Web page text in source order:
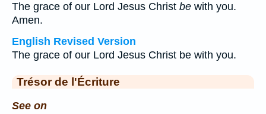
The grace of our Lord Jesus Christ be with you.
Amen.
English Revised Version
The grace of our Lord Jesus Christ be with you.
Trésor de l'Écriture
See on